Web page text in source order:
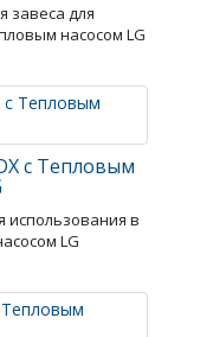
завеса для
насосом LG
с Тепловым
использования в
LG